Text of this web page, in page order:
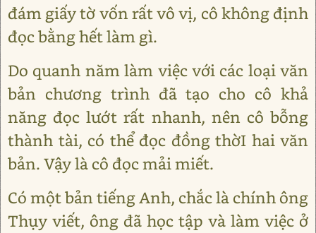
đám giấy tờ vốn rất vô vị, cô không định
đọc bằng hết làm gì.
Do quanh năm làm việc với các loại văn
bản chương trình đã tạo cho cô khả
năng đọc lướt rất nhanh, nên cô bỗng
thành tài, có thể đọc đồng thờI hai văn
bản. Vậy là cô đọc mải miết.
Có một bản tiếng Anh, chắc là chính ông
Thụy viết, ông đã học tập và làm việc ở